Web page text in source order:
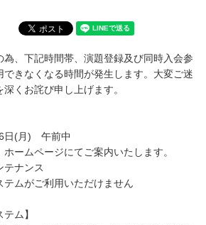
為、下記時間帯、演題登録及び同時入会参
できなくなる時間が発生します。大変ご迷
くお詫び申し上げます。
日(月) 午前中
ージにてご案内いたします。
テナンス
ムがご利用いただけません
ム】